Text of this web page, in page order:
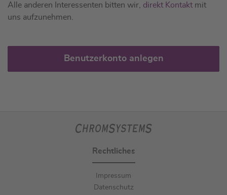
Alle anderen Interessenten bitten wir, direkt Kontakt mit
uns aufzunehmen.
Benutzerkonto anlegen
Rechtliches
Impressum
Datenschutz